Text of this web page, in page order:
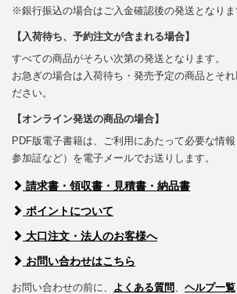
※銀行振込の場合はご入金確認後の発送となりま
【入荷待ち、予約注文が含まれる場合】
すべての商品がそろい次第の発送となります。
お急ぎの場合は入荷待ち・発売予定の商品とそ
ださい。
【オンライン発送の商品の場合】
PDF版電子書籍は、ご利用にあたって必要な情報
参加証など）を電子メールでお送りします。
請求書・領収書・見積書・納品書
ポイントについて
大口注文・法人のお客様へ
お問い合わせはこちら
お問い合わせの前に、 よくある質問 ヘルプ一覧